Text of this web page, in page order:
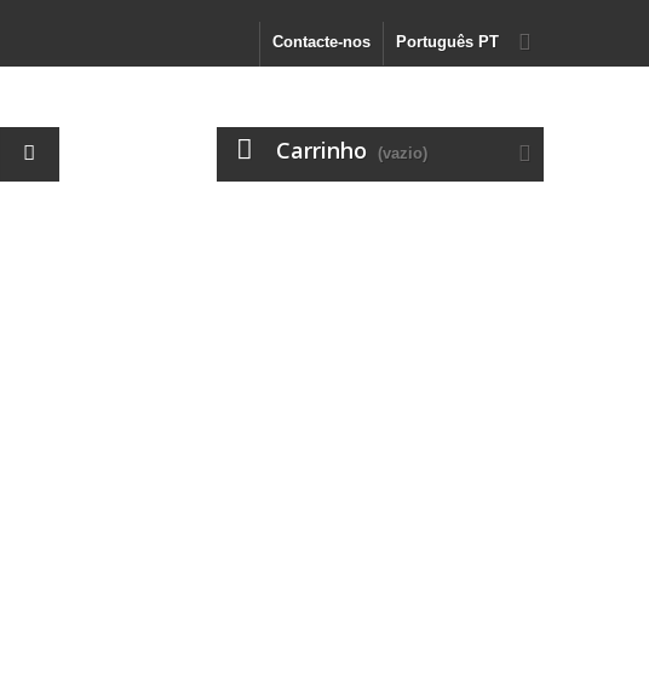
Português PT
Contacte-nos
Carrinho (vazio)